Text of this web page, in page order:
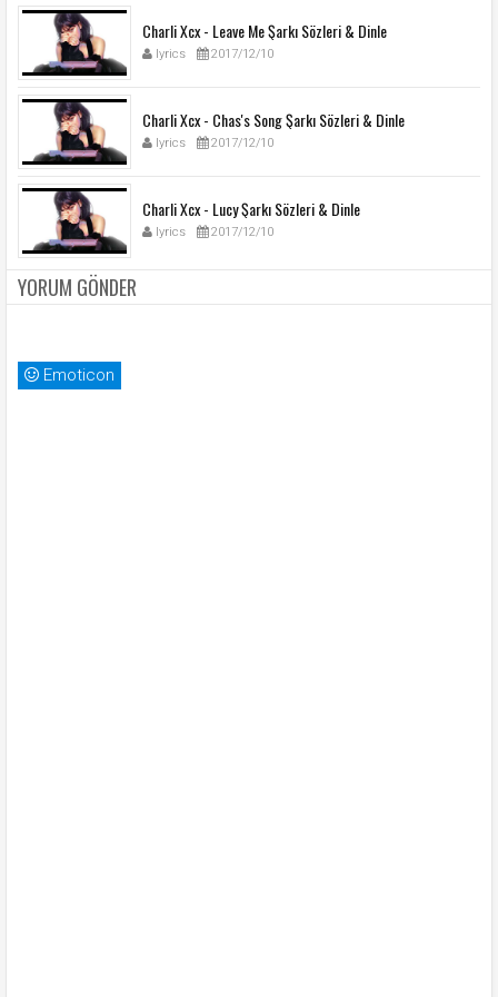
Charli Xcx - Leave Me Şarkı Sözleri & Dinle
lyrics 2017/12/10
Charli Xcx - Chas's Song Şarkı Sözleri & Dinle
lyrics 2017/12/10
Charli Xcx - Lucy Şarkı Sözleri & Dinle
lyrics 2017/12/10
YORUM GÖNDER
Emoticon